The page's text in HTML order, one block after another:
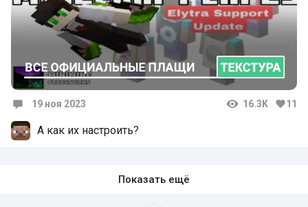
19 ноя 2023 16.3K 11
А как их настроить?
Показать ещё